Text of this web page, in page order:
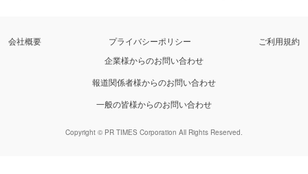
会社概要 プライバシーポリシー
ご利用規約
企業様からのお問い合わせ
報道関係者様からのお問い合わせ
一般の皆様からのお問い合わせ
Copyright © PR TIMES Corporation All Rights Reserved.